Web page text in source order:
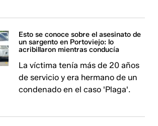
Esto se conoce sobre el asesinato de
un sargento en Portoviejo: lo
acribillaron mientras conducía
La víctima tenía más de 20 años
de servicio y era hermano de un
condenado en el caso 'Plaga'.